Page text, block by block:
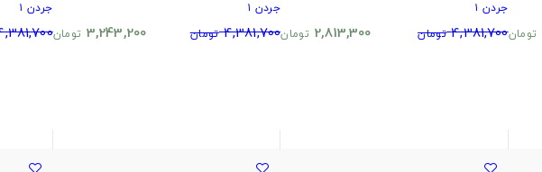
تومان
جردن ۱
4,381,700 تومان 2,813,300 تومان
جردن ۱
4,381,700 تومان 3,243,200 تومان
جردن ۱